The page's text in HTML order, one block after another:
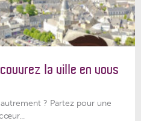
la ville en vous
? Partez pour une